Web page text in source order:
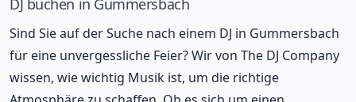
DJ buchen in Gummersbach
Sind Sie auf der Suche nach einem DJ in Gummersbach
für eine unvergessliche Feier? Wir von The DJ Company
wissen, wie wichtig Musik ist, um die richtige